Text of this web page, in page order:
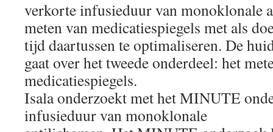
verkorte infusieduur van monoklonale
meten van medicatiespiegels met als
tijd daartussen te optimaliseren. De
gaat over het tweede onderdeel: het
medicatiespiegels.
Isala onderzoekt met het MINUTE
infusieduur van monoklonale